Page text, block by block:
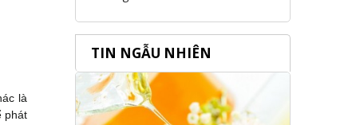
là
phát
TIN NGẪU NHIÊN